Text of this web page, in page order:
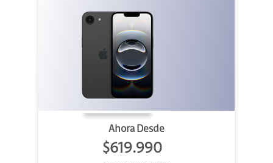
Ahora Desde
$619.990